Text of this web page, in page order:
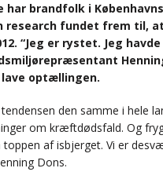
har brandfolk i
research fundet frem til,
“Jeg er rystet. Jeg
optællingen.
den samme i hele
om kræftdødsfald. Og
toppen af isbjerget. Vi er
Dons.